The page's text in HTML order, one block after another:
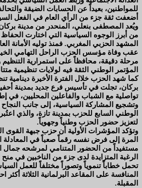
للمواطنين، بعيداً عن الحسابات الضيقة
أضعفت ثقة جزء من الرأي العام في الفعل
من أبرز الوجوه السياسية التي اختارت
عقب وفاة مؤسس الحزب الراحل التهامي
مرحلة دقيقة، محافظاً على استمرارية
المؤتمر الوطني الثقة فيه لولايات تنظيمية
كما شهد الحزب خلال الفترة الأخيرة دينامية
بركان، تجلت في تأسيس فرع جديد بمدينة
تواصلية مع الشباب والفاعلين المحليين، في
وتشجيع المشاركة السياسية، إلى جانب النجاح
الوطني السابع للحزب بمدينة تازة، والذي
لتعزيز حضور الحزب وطنياً وجهوياً.
وتؤكد المؤشرات الأولية أن حزب جبهة القوى
المرة إلى فرض نفسه رقماً صعباً في المعادلة
مستفيداً من الحضور المتنامي لمرشحه جمال
الرغبة المتزايدة لدى جزء من الناخبين في
تحمل خطاباً تنموياً وتصوراً مختلفاً للعمل
المنافسة على المقاعد البرلمانية الثلاثة أكثر
المقبلة.